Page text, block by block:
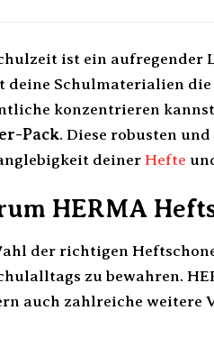
ist ein aufregender
deine Schulmaterialien
konzentrieren
Pack. Diese robusten
deiner Hefte
HERMA
der richtigen
zu bewahren.
auch zahlreiche weitere